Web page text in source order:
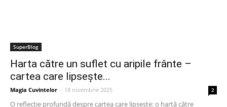
SuperBlog
Harta către un suflet cu aripile frânte –
cartea care lipsește...
Magia Cuvintelor - 18 noiembrie 2025 2
O reflecție profundă despre cartea care lipsește: o hartă către